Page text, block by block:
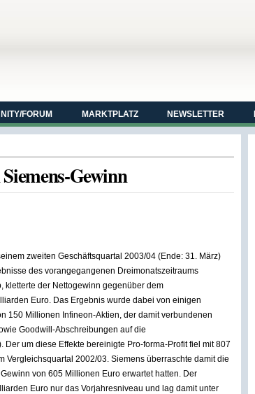
FORUM MARKTPLATZ NEWSLETTER
Gewinn
zweiten Geschäftsquartal 2003/04 (Ende: 31. März)
des vorangegangenen Dreimonatszeitraums
kletterte der Nettogewinn gegenüber dem
Euro. Das Ergebnis wurde dabei von einigen
150 Millionen Infineon-Aktien, der damit verbundenen
Goodwill-Abschreibungen auf die
um diese Effekte bereinigte Pro-forma-Profit fiel mit 807
Vergleichsquartal 2002/03. Siemens überraschte damit die
von 605 Millionen Euro erwartet hatten. Der
Euro nur das Vorjahresniveau und lag damit unter